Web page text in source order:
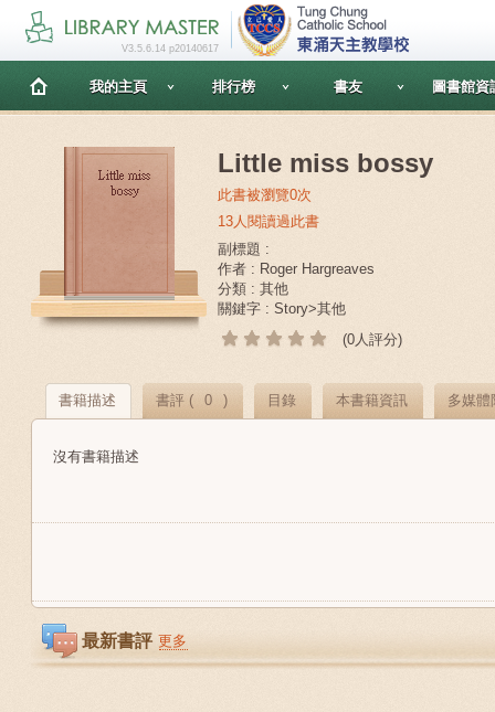
V3.5.6.14 p20140617
我的主頁 排行榜 書友 圖書館資
Little miss bossy
此書被瀏覽0次
13人閱讀過此書
副標題 :
作者 : Roger Hargreaves
分類 : 其他
關鍵字 : Story>其他
(0人評分)
書籍描述 書評 ( 0 ) 目錄 本書籍資訊 多媒體
沒有書籍描述
最新書評 更多